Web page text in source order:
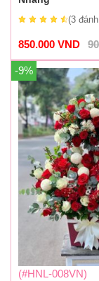
(3
850.000 VND
-9%
(#HNL-008VN)